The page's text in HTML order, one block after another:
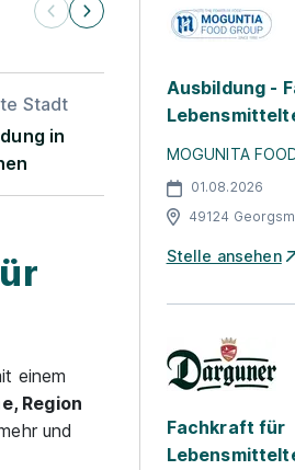
Stadt
in
Beliebte
einem
Region
und
Ausbildung -
MOGUNITA
01.08.2026
49124
Stelle ansehen
Fachkraft für